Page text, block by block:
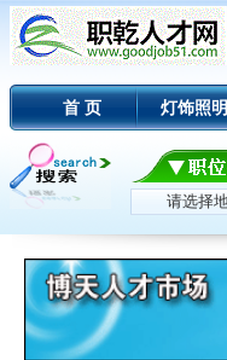
首 页 灯饰照明